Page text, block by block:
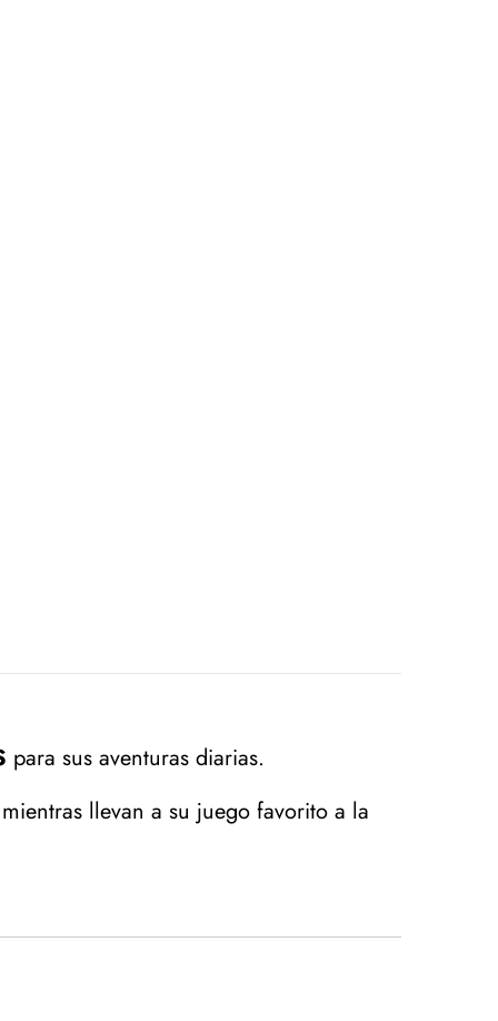
para sus aventuras diarias.
llevan a su juego favorito a la